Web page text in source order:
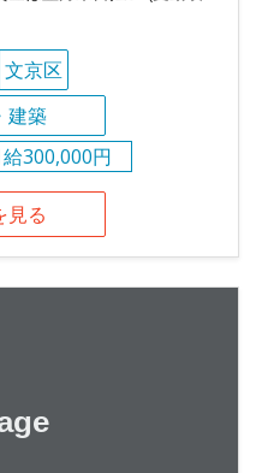
文京区
建築
給300,000円
見る